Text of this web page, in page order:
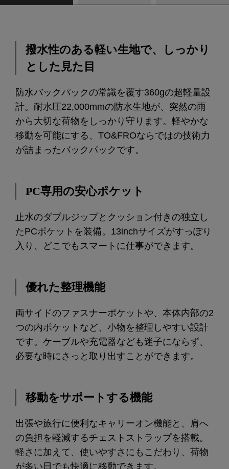
撥水性のある軽い生地で、しっかり
とした見た目
防水バックパックの常識を覆す360gの超軽量設
計。耐水圧22,000mmの防水生地が、突然の雨
から大切な荷物をしっかり守ります。軽やかな
移動を可能にする、TO&FROならではの技術力
が詰まったバックパックです。
PC専用の安心ポケット
止水のダブルジップとクッション付きの独立し
たPCポケットを装備。13inchサイズがすっぽり
入り、どこでもスマートに仕事ができます。
優れた整理機能
両サイドのファスナーポケットや、本体内部の2
つの内ポケットなど、小物を整理しやすい設計
です。ケーブルや充電器なども迷子にならず、
必要な時にさっと取り出すことができます。
移動をサポートする機能
出張や旅行に便利なキャリーオン機能と、肩へ
の負担を軽減するチェストストラップを搭載。
軽さに加えて、使いやすさにもこだわり、荷物
が多い日でも快適に移動できます。